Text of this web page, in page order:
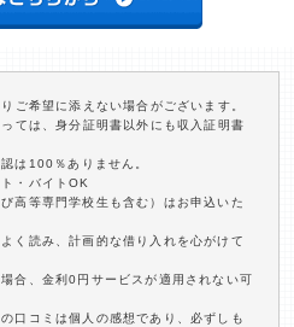
ご希望に添えない場合がございます。
ては、身分証明書以外にも収入証明書
は100％ありません。
・バイトOK
高等専門学校生も含む）はお申込いた
く読み、計画的な借り入れを心がけて
合、金利0円サービスが適用されない可
口コミは個人の感想であり、必ずしも